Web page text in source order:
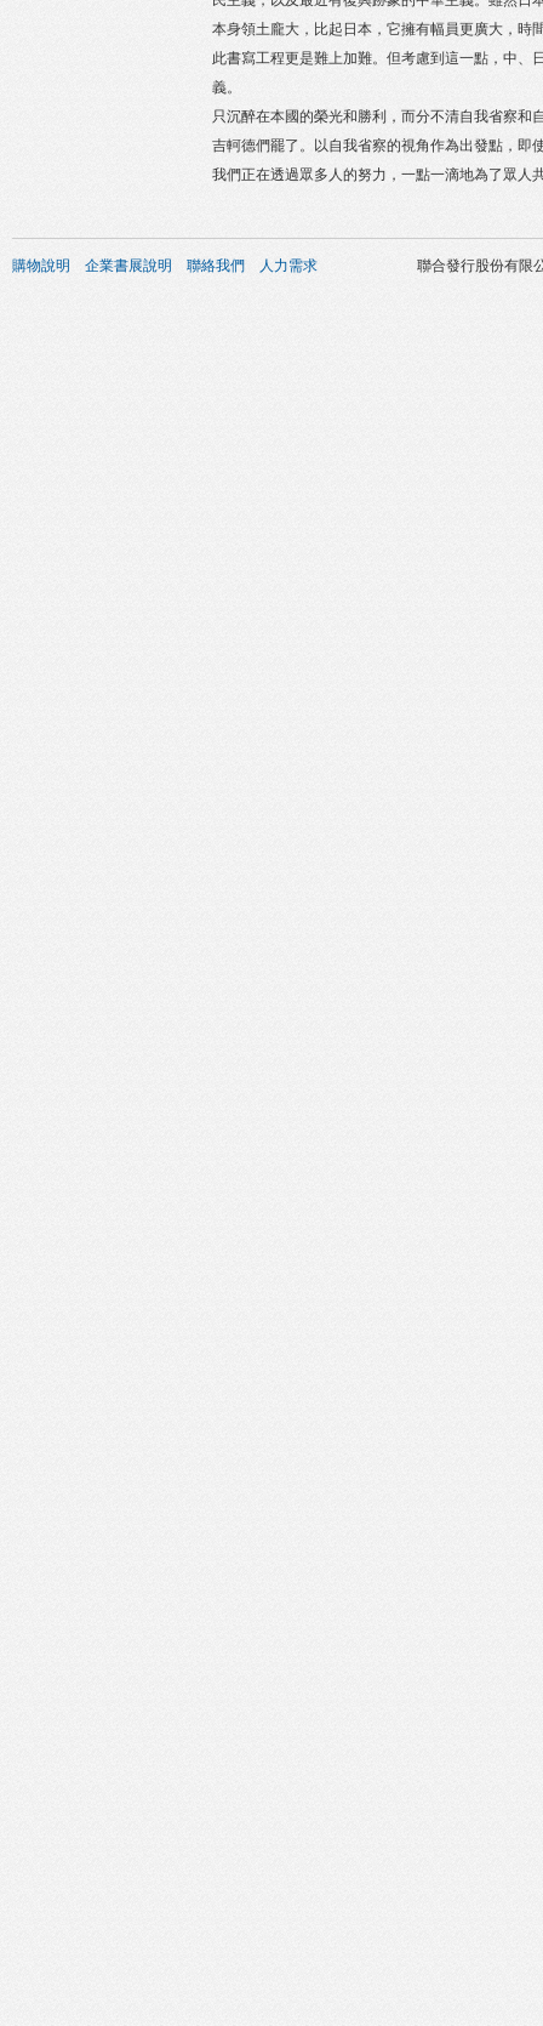
本身領土龐大，比起日本，它擁有幅員更廣大，時
此書寫工程更是難上加難。但考慮到這一點，中
義。
只沉醉在本國的榮光和勝利，而分不清自我省察
吉軻德們罷了。以自我省察的視角作為出發點，即
我們正在透過眾多人的努力，一點一滴地為了眾人
購物說明 企業書展說明 聯絡我們 人力需求 聯合發行股份有限